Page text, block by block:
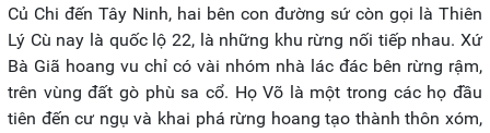
Củ Chi đến Tây Ninh, hai bên con đường sứ còn gọi là Thiên
Lý Cù nay là quốc lộ 22, là những khu rừng nối tiếp nhau. Xứ
Bà Giã hoang vu chỉ có vài nhóm nhà lác đác bên rừng rậm,
trên vùng đất gò phù sa cổ. Họ Võ là một trong các họ đầu
tiên đến cư ngụ và khai phá rừng hoang tạo thành thôn xóm,